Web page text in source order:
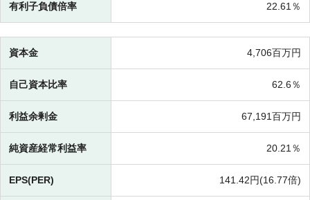
有利子負債倍率 22.61％
資本金 4,706百万円
自己資本比率 62.6％
利益余剰金 67,191百万円
純資産経常利益率 20.21％
EPS(PER) 141.42円(16.77倍)